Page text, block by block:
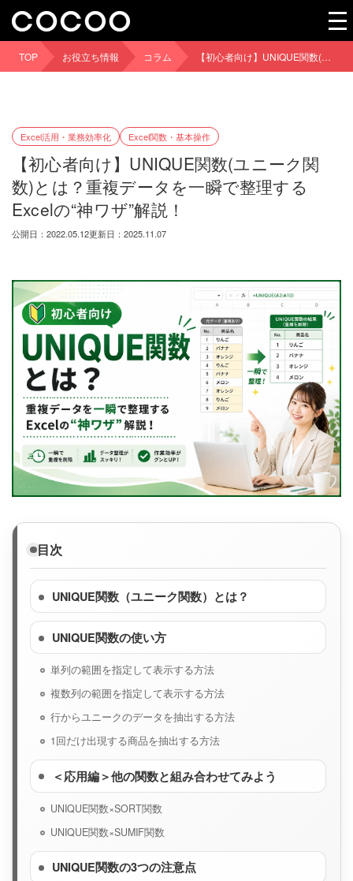
TOP お役立ち情報 コラム 【初心者向け】UNIQUE関数(ユニーク関数)とは？重複データを一瞬で整理するExcelの“神ワザ”解説！
Excel活用・業務効率化 Excel関数・基本操作
【初心者向け】UNIQUE関数(ユニーク関
数)とは？重複データを一瞬で整理する
Excelの“神ワザ”解説！
公開日：2022.05.12更新日：2025.11.07
目次
UNIQUE関数（ユニーク関数）とは？
UNIQUE関数の使い方
単列の範囲を指定して表示する方法
複数列の範囲を指定して表示する方法
行からユニークのデータを抽出する方法
1回だけ出現する商品を抽出する方法
＜応用編＞他の関数と組み合わせてみよう
UNIQUE関数×SORT関数
UNIQUE関数×SUMIF関数
UNIQUE関数の3つの注意点